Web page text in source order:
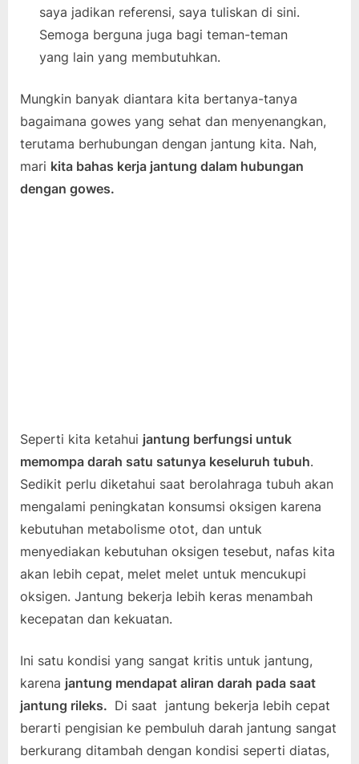
saya jadikan referensi, saya tuliskan di sini.
Semoga berguna juga bagi teman-teman
yang lain yang membutuhkan.
Mungkin banyak diantara kita bertanya-tanya
bagaimana gowes yang sehat dan menyenangkan,
terutama berhubungan dengan jantung kita. Nah,
mari kita bahas kerja jantung dalam hubungan
dengan gowes.
Seperti kita ketahui jantung berfungsi untuk
memompa darah satu satunya keseluruh tubuh.
Sedikit perlu diketahui saat berolahraga tubuh akan
mengalami peningkatan konsumsi oksigen karena
kebutuhan metabolisme otot, dan untuk
menyediakan kebutuhan oksigen tesebut, nafas kita
akan lebih cepat, melet melet untuk mencukupi
oksigen. Jantung bekerja lebih keras menambah
kecepatan dan kekuatan.
Ini satu kondisi yang sangat kritis untuk jantung,
karena jantung mendapat aliran darah pada saat
jantung rileks. Di saat jantung bekerja lebih cepat
berarti pengisian ke pembuluh darah jantung sangat
berkurang ditambah dengan kondisi seperti diatas,